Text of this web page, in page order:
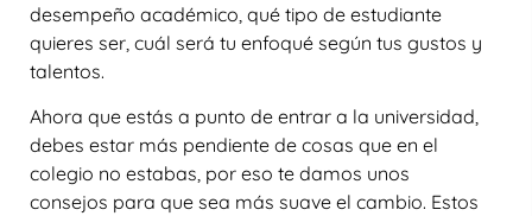
desempeño académico, qué tipo de estudiante
quieres ser, cuál será tu enfoqué según tus gustos y
talentos.
Ahora que estás a punto de entrar a la universidad,
debes estar más pendiente de cosas que en el
colegio no estabas, por eso te damos unos
consejos para que sea más suave el cambio. Estos